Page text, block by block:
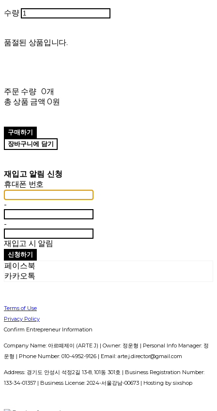
수량
품절된 상품입니다.
주문 수량 0개
총 상품 금액 0원
구매하기
장바구니에 담기
재입고 알림 신청
휴대폰 번호
-
-
재입고 시 알림
신청하기
페이스북
카카오톡
Terms of Use
Privacy Policy
Confirm Entrepreneur Information
Company Name: 아르떼제이 (ARTE J) | Owner: 정운형 | Personal Info Manager: 정
운형 | Phone Number: 010-4952-9126 | Email: arte.j.director@gmail.com
Address: 경기도 안성시 석정2길 13-8, 101동 301호 | Business Registration Number:
133-34-01357 | Business License: 2024-서울강남-00673 | Hosting by sixshop